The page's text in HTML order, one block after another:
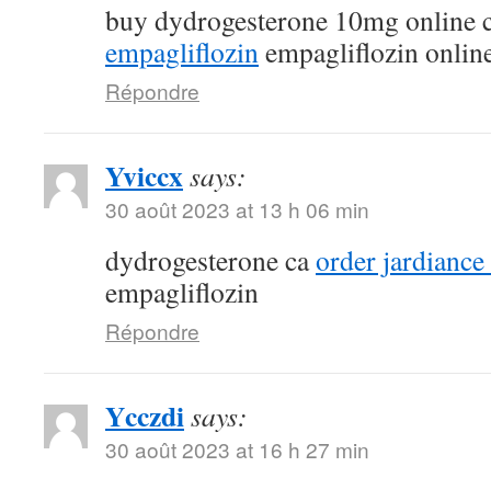
buy dydrogesterone 10mg online
empagliflozinempagliflozin
Répondre
Yviccxsays:
30 août 2023 at 13 h 06 min
dydrogesterone caorder
empagliflozin
Répondre
Ycczdisays:
30 août 2023 at 16 h 27 min